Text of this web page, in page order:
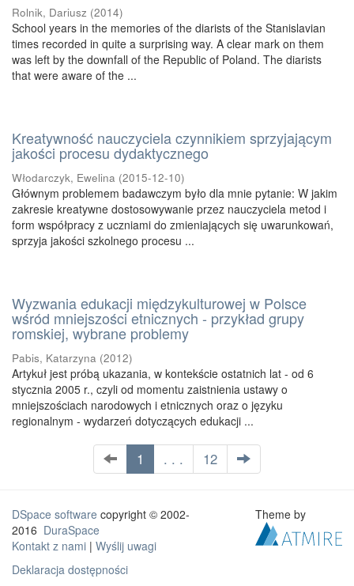
Rolnik, Dariusz (2014)
School years in the memories of the diarists of the Stanislavian
times recorded in quite a surprising way. A clear mark on them
was left by the downfall of the Republic of Poland. The diarists
that were aware of the ...
Kreatywność nauczyciela czynnikiem sprzyjającym
jakości procesu dydaktycznego
Włodarczyk, Ewelina (2015-12-10)
Głównym problemem badawczym było dla mnie pytanie: W jakim
zakresie kreatywne dostosowywanie przez nauczyciela metod i
form współpracy z uczniami do zmieniających się uwarunkowań,
sprzyja jakości szkolnego procesu ...
Wyzwania edukacji międzykulturowej w Polsce
wśród mniejszości etnicznych - przykład grupy
romskiej, wybrane problemy
Pabis, Katarzyna (2012)
Artykuł jest próbą ukazania, w kontekście ostatnich lat - od 6
stycznia 2005 r., czyli od momentu zaistnienia ustawy o
mniejszościach narodowych i etnicznych oraz o języku
regionalnym - wydarzeń dotyczących edukacji ...
1 . . . 12
DSpace software copyright © 2002-
2016 DuraSpace
Kontakt z nami | Wyślij uwagi
Deklaracja dostępności
Theme by